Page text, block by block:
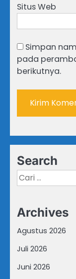
Situs Web
Simpan
pada
berikutnya.
Search
Cari
untuk:
Archives
Agustus 2026
Juli 2026
Juni 2026